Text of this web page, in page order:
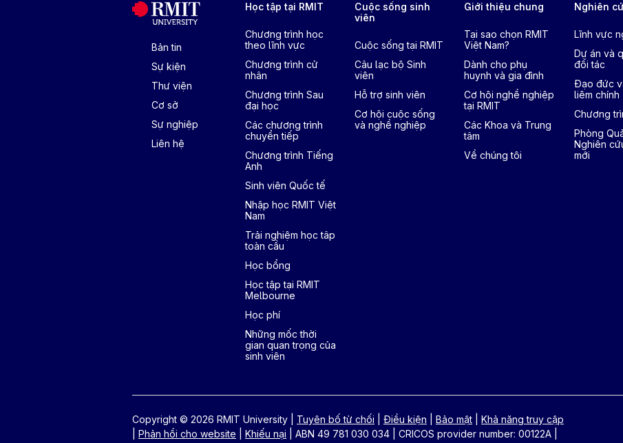
Bản tin
Sự kiện
Thư viện
Cơ sở
Sự nghiệp
Liên hệ
Học tập tại RMIT
Chương trình học
theo lĩnh vực
Chương trình cử
nhân
Chương trình Sau
đại học
Các chương trình
chuyển tiếp
Chương trình Tiếng
Anh
Sinh viên Quốc tế
Nhập học RMIT Việt
Nam
Trải nghiệm học tâp
toàn cầu
Học bổng
Học tập tại RMIT
Melbourne
Học phí
Những mốc thời
gian quan trọng của
sinh viên
Cuộc sống sinh
viên
Cuộc sống tại RMIT
Câu lạc bộ Sinh
viên
Hỗ trợ sinh viên
Cơ hội cuộc sống
và nghề nghiệp
Giới thiệu chung
Tại sao chọn RMIT
Việt Nam?
Dành cho phụ
huynh và gia đình
Cơ hội nghề nghiệp
tại RMIT
Các Khoa và Trung
tâm
Về chúng tôi
Nghiên
Lĩnh vực
Dự án và
đối tác
Đạo đức
liêm chính
Chương
Phòng
Nghiên
mới
Copyright © 2026 RMIT University Tuyên bố từ chối Điều kiện Bảo mật
Khả năng truy cập
Phản hồi cho website Khiếu nại ABN 49 781 030 034 CRICOS provider number: 00122A